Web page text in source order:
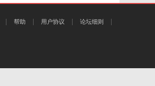
帮助 用户协议 论坛细则